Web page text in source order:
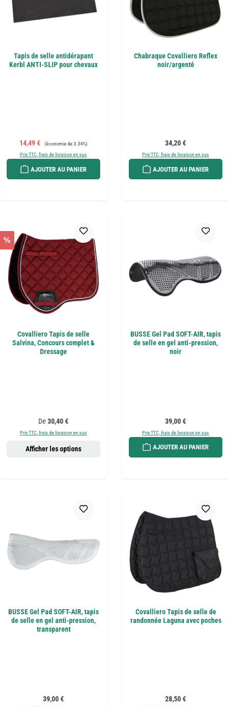
Tapis de selle antidérapant
Kerbl ANTI-SLIP pour chevaux
Prix de vente :
14,49 € Prix régulier :
(économie de 3.34%)
Prix TTC, frais de livraison en sus
AJOUTER AU PANIER
Chabraque Covalliero Reflex
noir/argenté
Prix régulier :
34,20 €
Prix TTC, frais de livraison en sus
AJOUTER AU PANIER
%
Covalliero Tapis de selle
Salvina, Concours complet &
Dressage
Prix régulier :
De 30,40 €
Prix TTC, frais de livraison en sus
Afficher les options
BUSSE Gel Pad SOFT-AIR, tapis
de selle en gel anti-pression,
noir
Prix régulier :
39,00 €
Prix TTC, frais de livraison en sus
AJOUTER AU PANIER
BUSSE Gel Pad SOFT-AIR, tapis
de selle en gel anti-pression,
transparent
Prix régulier :
39,00 €
Covalliero Tapis de selle de
randonnée Laguna avec poches
Prix régulier :
28,50 €